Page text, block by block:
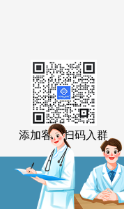
添加客服扫码入群
生殖医疗平台